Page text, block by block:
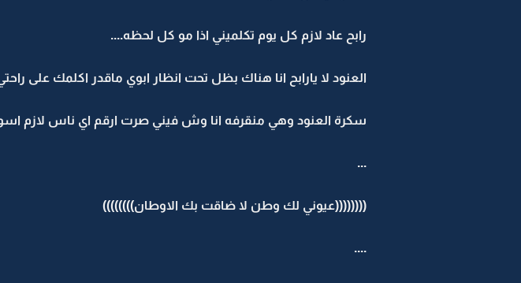
رابح عاد لازم كل يوم تكلميني اذا مو كل لحظه....
العنود لا يارابح انا هناك بظل تحت انظار ابوي ماقدر اكلمك على
سكرة العنود وهي منقرفه انا وش فيني صرت ارقم اي ناس لازم
...
((((((((عيوني لك وطن لا ضاقت بك الاوطان))))))))
....